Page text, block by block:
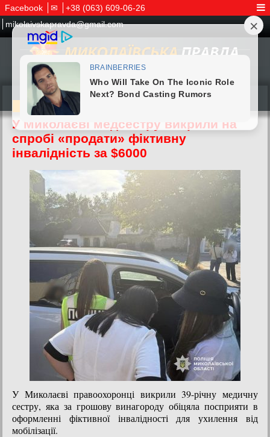
Facebook ✉
+38 (063) 609-06-26
mikolaivskapravda@gmail.com
30.06.2026
У Миколаєві медсестру викрили на
спробі «продати» фіктивну
інвалідність за $6000
У Миколаєві правоохоронці викрили 39-річну медичну
сестру, яка за грошову винагороду обіцяла посприяти в
оформленні фіктивної інвалідності для ухилення від
мобілізації.